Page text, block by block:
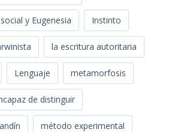
y Eugenesia Instinto
la escritura autoritaria
Lenguaje metamorfosis
de distinguir
método experimental